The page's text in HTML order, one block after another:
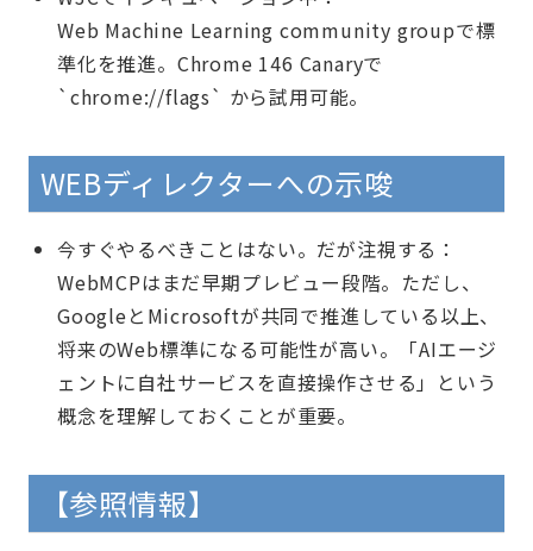
Web Machine Learning community groupで標
準化を推進。Chrome 146 Canaryで
`chrome://flags` から試用可能。
WEBディレクターへの示唆
今すぐやるべきことはない。だが注視する：
WebMCPはまだ早期プレビュー段階。ただし、
GoogleとMicrosoftが共同で推進している以上、
将来のWeb標準になる可能性が高い。「AIエージ
ェントに自社サービスを直接操作させる」という
概念を理解しておくことが重要。
【参照情報】